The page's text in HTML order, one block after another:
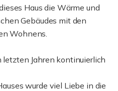
Haus die Wärme und
Gebäudes mit den
Wohnens.
Jahren kontinuierlich
wurde viel Liebe in die